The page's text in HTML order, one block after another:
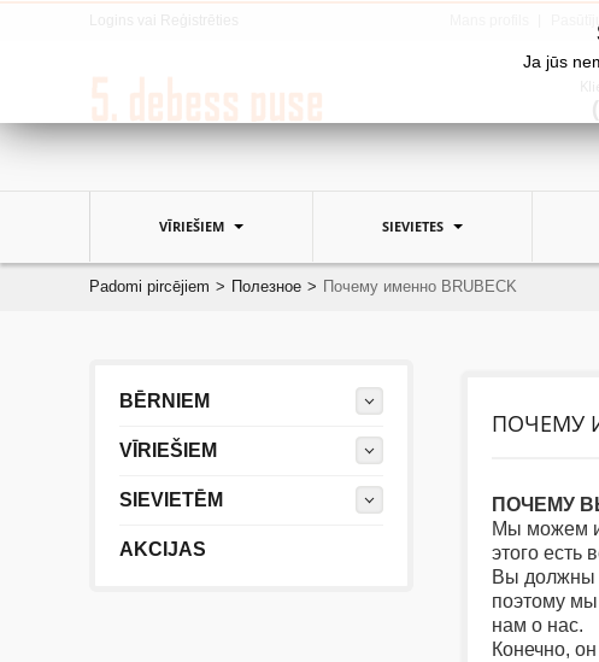
Ja jūs
VĪRIEŠIEM SIEVIETES
Padomi pircējiem > Полезное > Почему именно BRUBECK
ПОЧЕМУ
ПОЧЕМУ
Мы можем
этого есть
Вы должны
поэтому
нам о нас.
Конечно,
BĒRNIEM
VĪRIEŠIEM
SIEVIETĒM
AKCIJAS